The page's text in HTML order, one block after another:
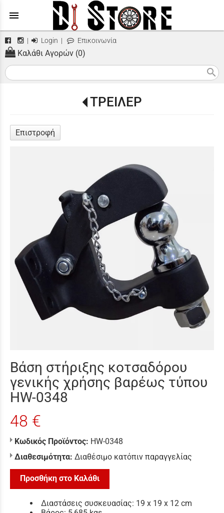
menu
| Login | Επικοινωνία
Καλάθι Αγορών (0)
search
ΤΡΕΙΛΕΡ
Επιστροφή
Βάση στήριξης κοτσαδόρου
γενικής χρήσης βαρέως τύπου
HW-0348
48 €
Κωδικός Προϊόντος: HW-0348
Διαθεσιμότητα: Διαθέσιμο κατόπιν παραγγελίας
Προσθήκη στο Καλάθι
Διαστάσεις συσκευασίας: 19 x 19 x 12 cm